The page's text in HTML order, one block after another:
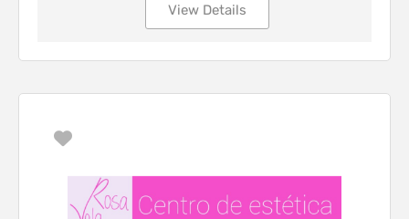
View Details
Favorito